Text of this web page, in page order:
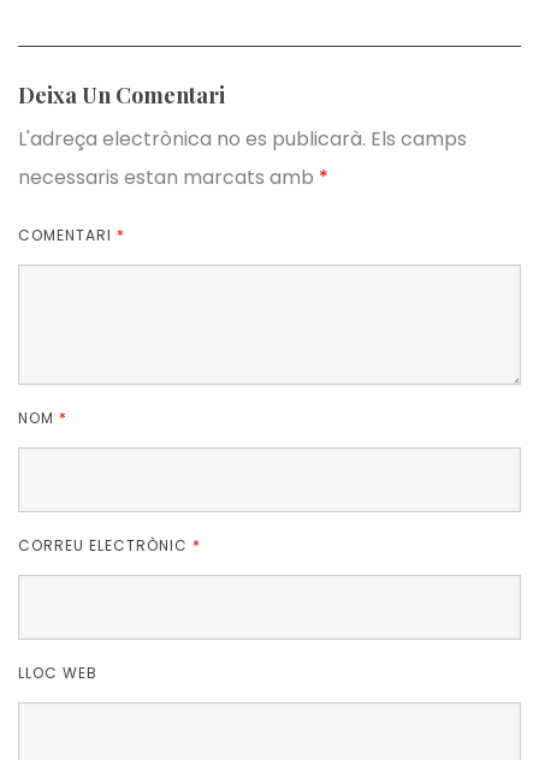
Deixa Un Comentari
L'adreça electrònica no es publicarà. Els camps
necessaris estan marcats amb *
COMENTARI *
NOM *
CORREU ELECTRÒNIC *
LLOC WEB